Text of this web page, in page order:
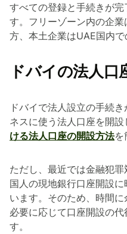
すべての登録と手続きが
す。フリーゾーン内の企
方、本土企業はUAE国内で
ドバイの法人口
ドバイで法人設立の手続
ネスに使う法人口座を開設
ける法人口座の開設方法を
ただし、最近では金融犯
国人の現地銀行口座開設
います。そのため、時間に
必要に応じて口座開設の
す。